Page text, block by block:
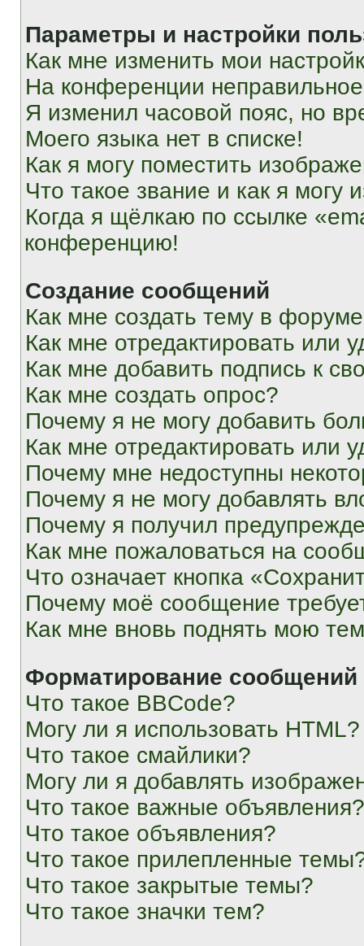
Параметры и настройки
Как мне изменить мои
На конференции
Я изменил часовой пояс, но
Моего языка нет в списке!
Как я могу поместить
Что такое звание и как я могу
Когда я щёлкаю по ссылке
конференцию!
Создание сообщений
Как мне создать тему в
Как мне отредактировать или
Как мне добавить подпись к
Как мне создать опрос?
Почему я не могу добавить
Как мне отредактировать или
Почему мне недоступны
Почему я не могу добавлять
Почему я получил
Как мне пожаловаться на
Что означает кнопка
Почему моё сообщение
Как мне вновь поднять мою
Форматирование
Что такое BBCode?
Могу ли я использовать HTML?
Что такое смайлики?
Могу ли я добавлять
Что такое важные объявления?
Что такое объявления?
Что такое прилепленные
Что такое закрытые темы?
Что такое значки тем?